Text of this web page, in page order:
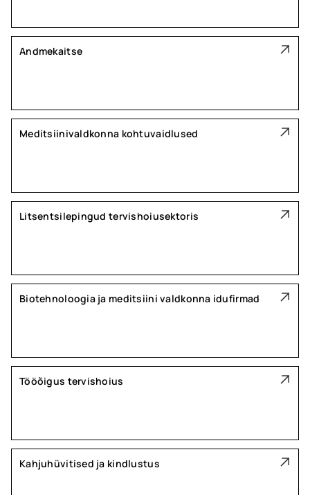
Andmekaitse
Meditsiinivaldkonna kohtuvaidlused
Litsentsilepingud tervishoiusektoris
Biotehnoloogia ja meditsiini valdkonna idufirmad
Tööõigus tervishoius
Kahjuhüvitised ja kindlustus